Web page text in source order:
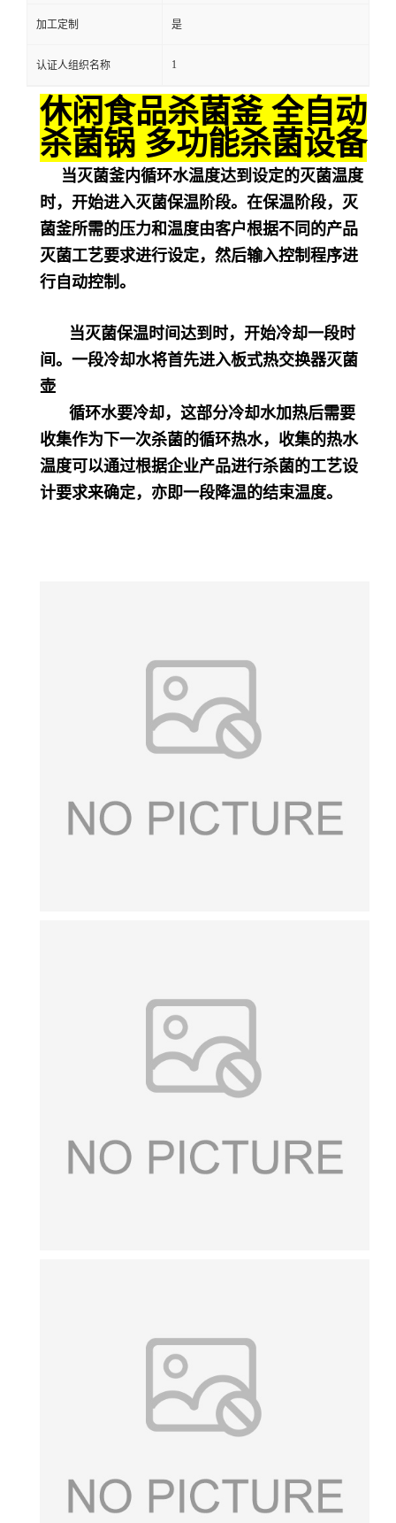
加工定制 是
认证人组织名称 1
休闲食品杀菌釜 全自动
杀菌锅 多功能杀菌设备
当灭菌釜内循环水温度达到设定的灭菌温度
时，开始进入灭菌保温阶段。在保温阶段，灭
菌釜所需的压力和温度由客户根据不同的产品
灭菌工艺要求进行设定，然后输入控制程序进
行自动控制。
当灭菌保温时间达到时，开始冷却一段时
间。一段冷却水将首先进入板式热交换器灭菌
壶
循环水要冷却，这部分冷却水加热后需要
收集作为下一次杀菌的循环热水，收集的热水
温度可以通过根据企业产品进行杀菌的工艺设
计要求来确定，亦即一段降温的结束温度。